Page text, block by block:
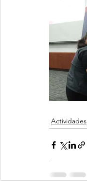
Actividades